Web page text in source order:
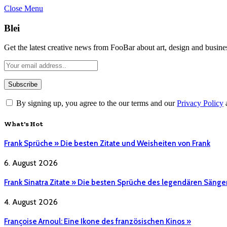
Close Menu
Blei
Get the latest creative news from FooBar about art, design and
By signing up, you agree to the our terms and ourPrivacy Policy
What's Hot
Frank Sprüche » Die besten Zitate und Weisheiten von Frank
6. August 2026
Frank Sinatra Zitate » Die besten Sprüche des legendären
4. August 2026
Françoise Arnoul: Eine Ikone des französischen Kinos »